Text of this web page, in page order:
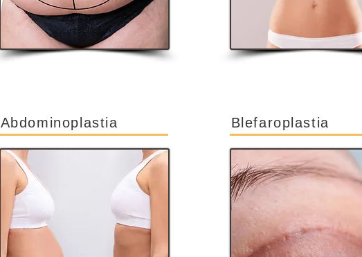
Abdominoplastia Blefaroplastia